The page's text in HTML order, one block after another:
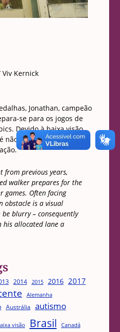
Kernick
Jonathan, campeão
se para os jogos de
Devido à baixa visão,
não sair da sua raia,
from previous years,
walker prepares for the
games. Often facing
obstacle is a visual
blurry – consequently
his allocated lane a
2014 2015 2016 2017
Alemanha
Austrália autismo
visão Brasil Canadá